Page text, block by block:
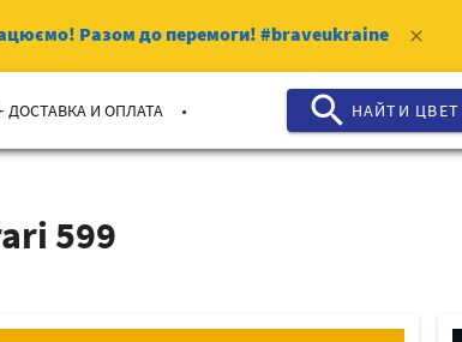
Разом до перемоги! #braveukraine clear
ДОСТАВКА И ОПЛАТА . search НАЙТИ ЦВЕТ
599